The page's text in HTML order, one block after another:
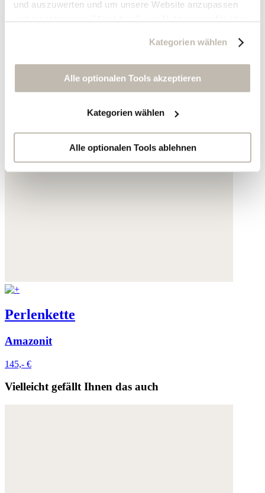
und auszuwerten und um unsere Website anzupassen
zu erstellen, um personalisierte Werbung auszuliefern,
Sie erneut mit Werbung anzusprechen sowie um unsere
Werbekampagnen auszuwerten ("Marketing").
Ihre Daten werden mit Dienstanbietern geteilt, die wir in
der Datenschutzerklärung genauer auflisten oder wenn
Sie auf "Kategorien wählen" klicken.
Indem Sie auf "Alle optionalen Tools akzeptieren" klicken,
AGB
Kategorien wählen
Alle optionalen Tools akzeptieren
Kategorien wählen
Alle optionalen Tools ablehnen
Perlenkette
Amazonit
145,- €
Vielleicht gefällt Ihnen das auch